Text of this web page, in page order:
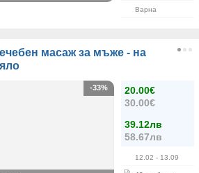
Варна
масаж за мъже - на
20.00€
30.00€
39.12лв
58.67лв
12.02 - 13.09
-33%